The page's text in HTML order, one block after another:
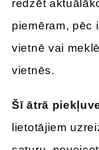
redzēt
piemēram, pēc
vietnē vai
vietnēs.
Šī ātrā
lietotājiem